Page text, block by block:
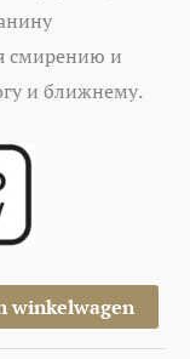
смирению и
и ближнему.
winkelwagen